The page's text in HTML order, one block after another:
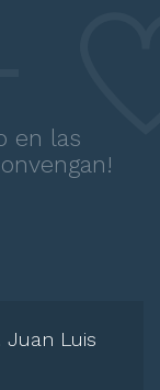
en las
Juan Luis